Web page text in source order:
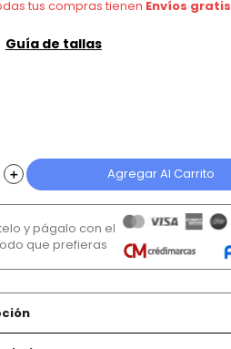
tus compras tienen Envíos gratis
Guía de tallas
＋ Agregar Al Carrito
y págalo con el
que prefieras